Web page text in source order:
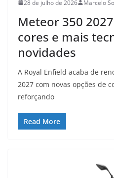
28 de julho de 2026 Marcelo
Meteor 350
cores e mais
novidades
A Royal Enfield acaba de
2027 com novas opções de
reforçando
Read More